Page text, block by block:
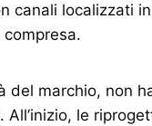
canali localizzati
del marchio, non
All’inizio, le